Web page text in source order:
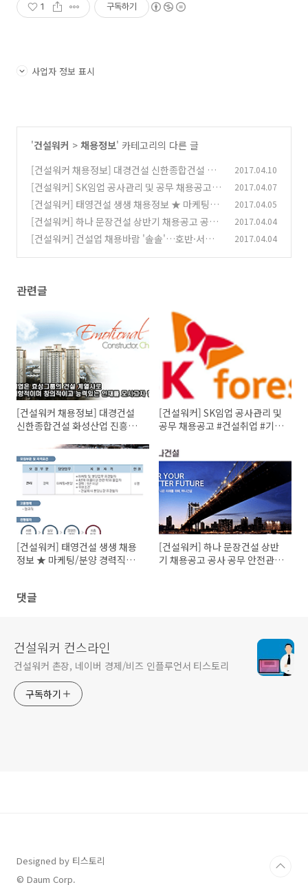
1 구독하기
사업자 정보 표시
'건설워커 > 채용정보' 카테고리의 다른 글
[건설워커 채용정보] 대경건설 신한종합건설 화
성산업 진흥기업 대우조선해양건설
(0)
2017.04.10
[건설워커] SK임업 공사관리 및 공무 채용공고 #
건설취업 #기술직 (0)
2017.04.07
[건설워커] 태영건설 생생 채용정보 ★ 마케팅/
분양 경력직원 공채 (0)
2017.04.05
[건설워커] 하나 문장건설 상반기 채용공고 공사
공무 안전관리 품질관리 인사총무
(0)
2017.04.04
[건설워커] 건설업 채용바람 '솔솔'…호반·서희·
2017.04.04
관련글
[건설워커 채용정보] 대경건설
신한종합건설 화성산업 진흥기
[건설워커] SK임업 공사관리 및
공무 채용공고 #건설취업 #기술
[건설워커] 태영건설 생생 채용
정보 ★ 마케팅/분양 경력직원
[건설워커] 하나 문장건설 상반
기 채용공고 공사 공무 안전관리
댓글
건설워커 컨스라인
건설워커 촌장, 네이버 경제/비즈 인플루언서 티스토리
구독하기
Designed by 티스토리
© Daum Corp.